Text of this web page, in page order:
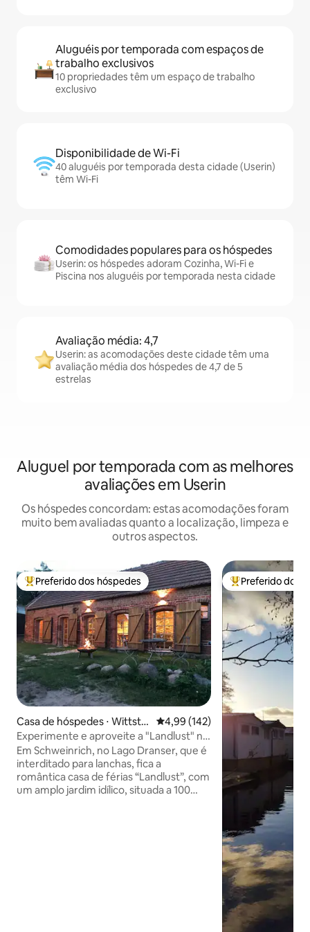
Aluguéis por temporada com espaços de
trabalho exclusivos
10 propriedades têm um espaço de trabalho
exclusivo
Disponibilidade de Wi-Fi
40 aluguéis por temporada desta cidade (Userin)
têm Wi-Fi
Comodidades populares para os hóspedes
Userin: os hóspedes adoram Cozinha, Wi-Fi e
Piscina nos aluguéis por temporada nesta cidade
Avaliação média: 4,7
Userin: as acomodações deste cidade têm uma
avaliação média dos hóspedes de 4,7 de 5
estrelas
Aluguel por temporada com as melhores
avaliações em Userin
Os hóspedes concordam: estas acomodações foram
muito bem avaliadas quanto a localização, limpeza e
outros aspectos.
Entre os melhores preferidos dos hóspedes
Preferido dos hóspedes
Casa de hóspedes ⋅ Wittsto
ck, Ortsteil Schweinrich
4,99 de uma avaliação média de
4,99 (142)
Experimente e aproveite a "Landlust" no
lago Dranser
Em Schweinrich, no Lago Dranser, que é
interditado para lanchas, fica a
romântica casa de férias “Landlust”, com
um amplo jardim idílico, situada a 100
Entre os
Preferido dos